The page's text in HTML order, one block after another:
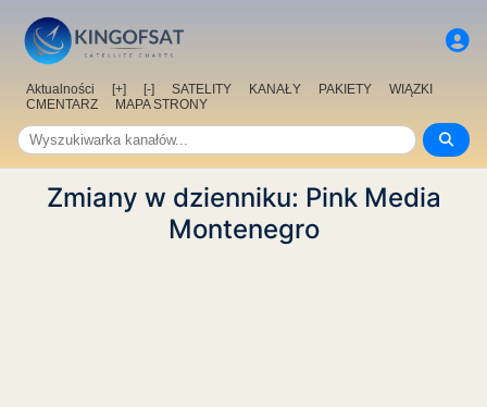
Aktualności [+] [-] SATELITY KANAŁY PAKIETY
WIĄZKI
CMENTARZ
MAPA STRONY
Zmiany w dzienniku: Pink Media
Montenegro